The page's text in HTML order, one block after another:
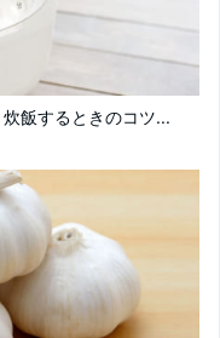
飯するときのコツ...